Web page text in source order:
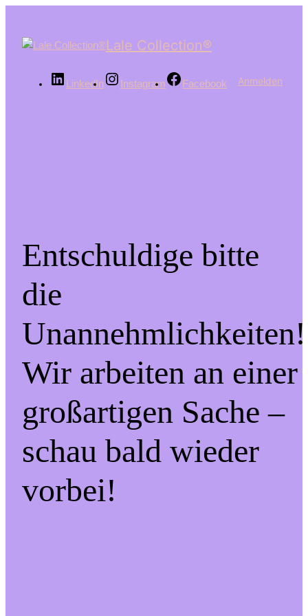
Lale Collection®
LinkedIn Instagram Facebook Anmelden
Entschuldige bitte
die
Unannehmlichkeiten!
Wir arbeiten an einer
großartigen Sache –
schau bald wieder
vorbei!